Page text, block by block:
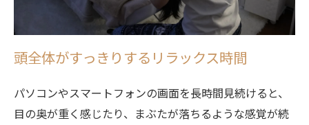
頭全体がすっきりするリラックス時間
パソコンやスマートフォンの画面を長時間見続けると、
目の奥が重く感じたり、まぶたが落ちるような感覚が続